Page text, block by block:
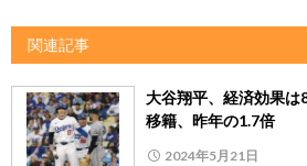
関連記事
大谷翔平、経済効果は
移籍、昨年の1.7倍
2024年5月21日